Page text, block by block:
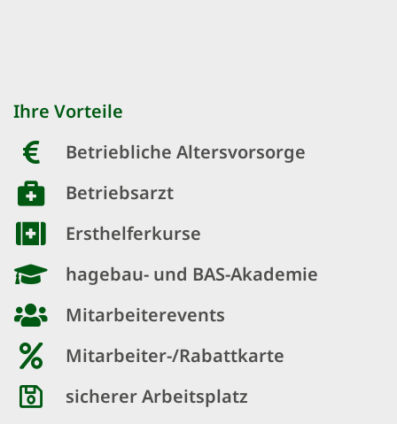
Ihre Vorteile
Betriebliche Altersvorsorge
Betriebsarzt
Ersthelferkurse
hagebau- und BAS-Akademie
Mitarbeiterevents
Mitarbeiter-/Rabattkarte
sicherer Arbeitsplatz